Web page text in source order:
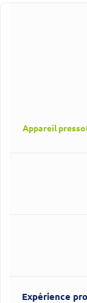
Appareil
Expérience